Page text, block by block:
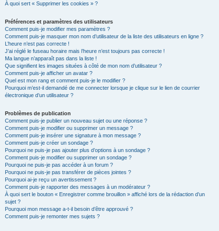
À quoi sert « Supprimer les cookies » ?
Préférences et paramètres des utilisateurs
Comment puis-je modifier mes paramètres ?
Comment puis-je masquer mon nom d’utilisateur de la liste des utilisateurs en ligne ?
L’heure n’est pas correcte !
J’ai réglé le fuseau horaire mais l’heure n’est toujours pas correcte !
Ma langue n’apparaît pas dans la liste !
Que signifient les images situées à côté de mon nom d’utilisateur ?
Comment puis-je afficher un avatar ?
Quel est mon rang et comment puis-je le modifier ?
Pourquoi m’est-il demandé de me connecter lorsque je clique sur le lien de courrier
électronique d’un utilisateur ?
Problèmes de publication
Comment puis-je publier un nouveau sujet ou une réponse ?
Comment puis-je modifier ou supprimer un message ?
Comment puis-je insérer une signature à mon message ?
Comment puis-je créer un sondage ?
Pourquoi ne puis-je pas ajouter plus d’options à un sondage ?
Comment puis-je modifier ou supprimer un sondage ?
Pourquoi ne puis-je pas accéder à un forum ?
Pourquoi ne puis-je pas transférer de pièces jointes ?
Pourquoi ai-je reçu un avertissement ?
Comment puis-je rapporter des messages à un modérateur ?
À quoi sert le bouton « Enregistrer comme brouillon » affiché lors de la rédaction d’un
sujet ?
Pourquoi mon message a-t-il besoin d’être approuvé ?
Comment puis-je remonter mes sujets ?